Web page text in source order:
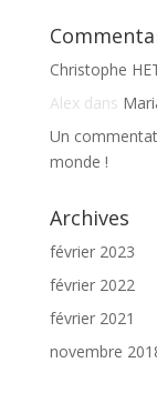
Christophe
Alex dans
Un
monde !
Archives
février 2023
février 2022
février 2021
novembre